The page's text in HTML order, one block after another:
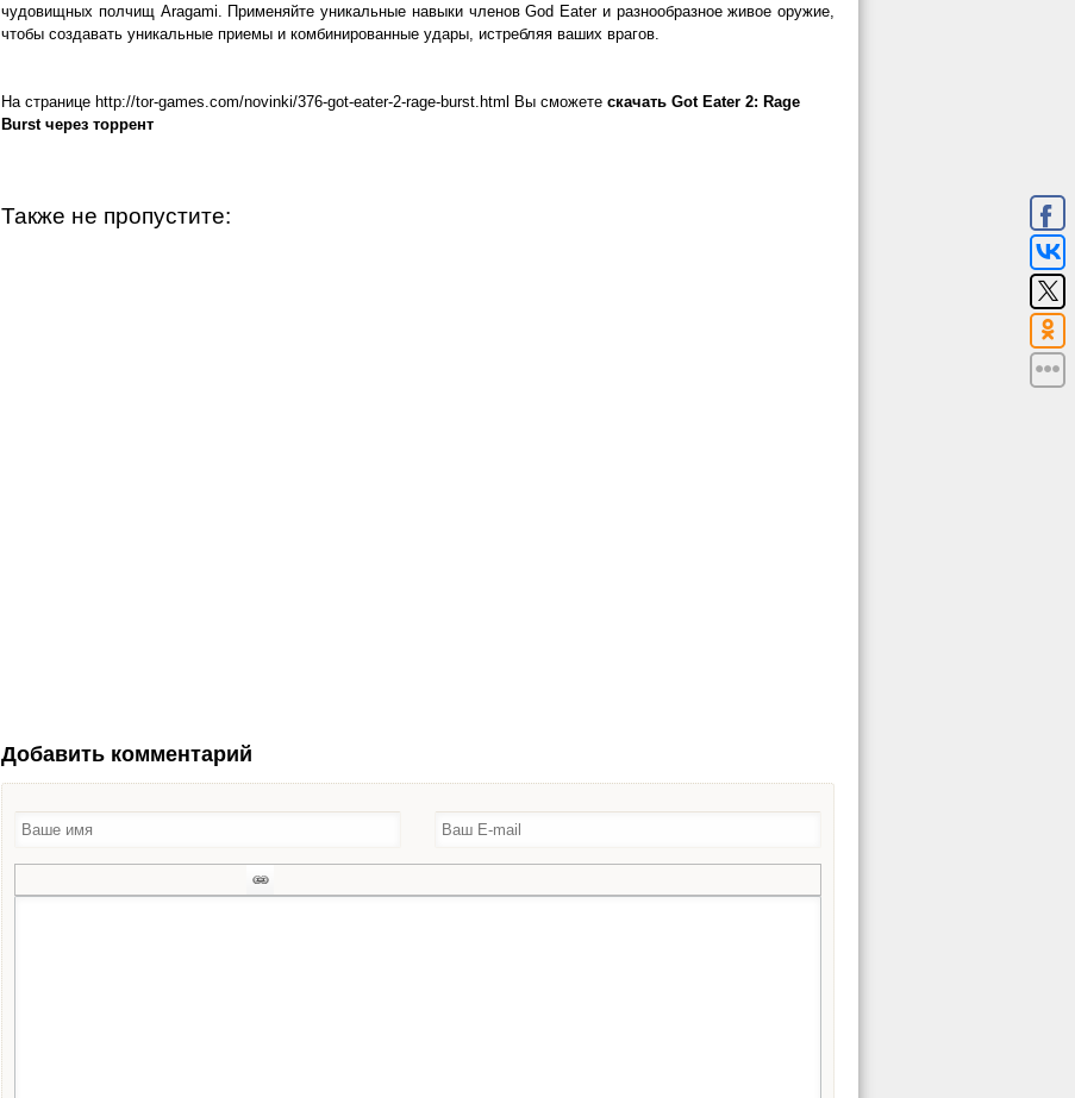
чудовищных полчищ Aragami. Применяйте уникальные навыки членов God Eater и разнообразное живое оружие,
чтобы создавать уникальные приемы и комбинированные удары, истребляя ваших врагов.
На странице http://tor-games.com/novinki/376-got-eater-2-rage-burst.html Вы сможете скачать Got Eater 2: Rage
Burst через торрент
Также не пропустите:
Добавить комментарий